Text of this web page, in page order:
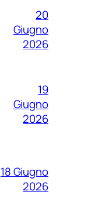
20
Giugno
2026
19
Giugno
2026
18 Giugno
2026